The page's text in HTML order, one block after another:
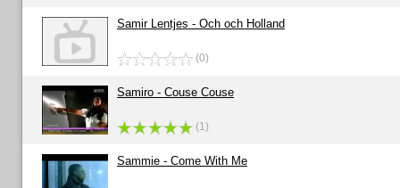
Samir Lentjes - Och och Holland
(0)
Samiro - Couse Couse
(1)
Sammie - Come With Me